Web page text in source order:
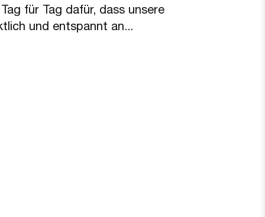
für Tag dafür, dass unsere
und entspannt an...